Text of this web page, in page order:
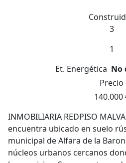
3
1
Et. Energética No
Precio
140.000
INMOBILIARIA REDPISO
encuentra ubicado en suelo
municipal de Alfara de la
núcleos urbanos cercanos